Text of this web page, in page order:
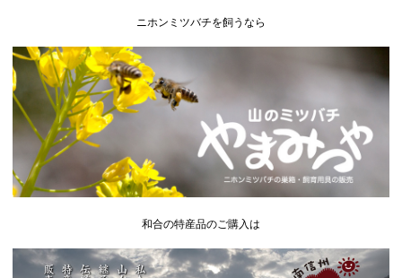
ニホンミツバチを飼うなら
和合の特産品のご購入は